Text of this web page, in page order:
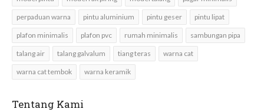
perpaduan warna pintu aluminium pintu geser pintu lipat
plafon minimalis plafon pvc rumah minimalis sambungan pipa
talang air talang galvalum tiang teras warna cat
warna cat tembok warna keramik
Tentang Kami